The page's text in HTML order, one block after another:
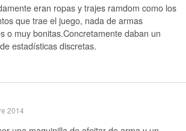
eran ropas y trajes ramdom como los
que trae el juego, nada de armas
o muy bonitas.Concretamente daban un
estadísticas discretas.
2014